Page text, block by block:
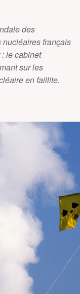
des
français
: le cabinet
sur les
en faillite.